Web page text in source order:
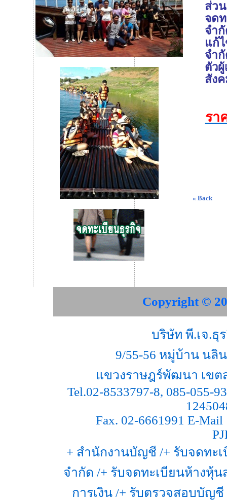
ส่ว
จด
จำ
แก้
จำ
ตัว
สัง
รา
« Back
Copyright ©
บริษัท พี.เจ.ธุ
9/55-56 หมู่บ้าน นลิ
แขวงราษฎร์พัฒนา เขต
Tel.02-8533797-8, 085-055-
Fax. 02-6661991 E-
+ สำนักงานบัญชี /+ รับจดทะ
จำกัด /+ รับจดทะเบียนห้างหุ้
การเงิน /+ รับตรวจสอบบัญ